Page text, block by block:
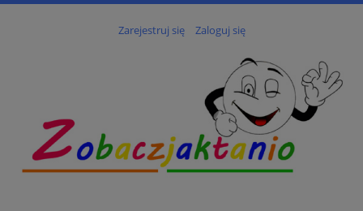
Zarejestruj się Zaloguj się